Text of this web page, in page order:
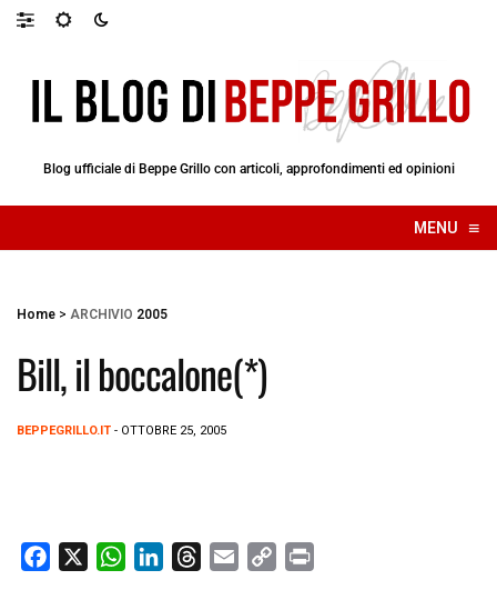
Blog ufficiale di Beppe Grillo con articoli, approfondimenti ed opinioni
MENU ≡
☰
Home > ARCHIVIO 2005
Bill, il boccalone(*)
BEPPEGRILLO.IT - OTTOBRE 25, 2005
W